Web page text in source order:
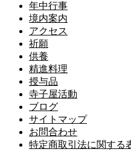
年中行事
境内案内
アクセス
祈願
供養
精進料理
授与品
寺子屋活動
ブログ
サイトマップ
お問合わせ
特定商取引法に関する